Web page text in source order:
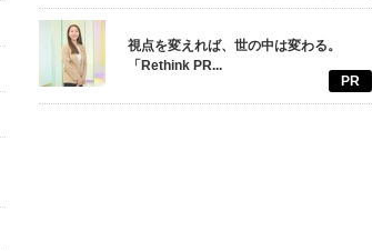
視点を変えれば、世の中は変わる。
「Rethink PR...
PR